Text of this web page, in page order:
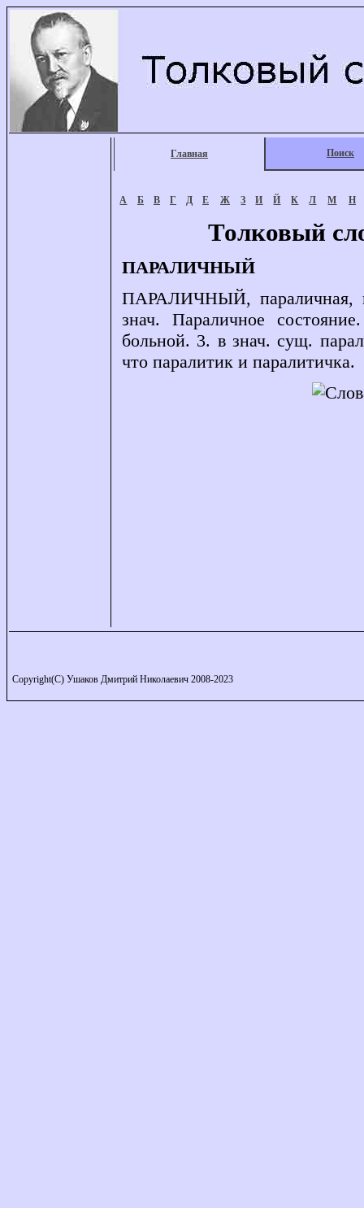
Главная Поиск
А Б В Г Д Е Ж З И Й К Л М Н
Толковый
ПАРАЛИЧНЫЙ
ПАРАЛИЧНЫЙ, параличная,
знач. Параличное
больной. 3. в знач. сущ.
что паралитик и паралитичка.
Copyright(C) Ушаков Дмитрий Николаевич 2008-2023